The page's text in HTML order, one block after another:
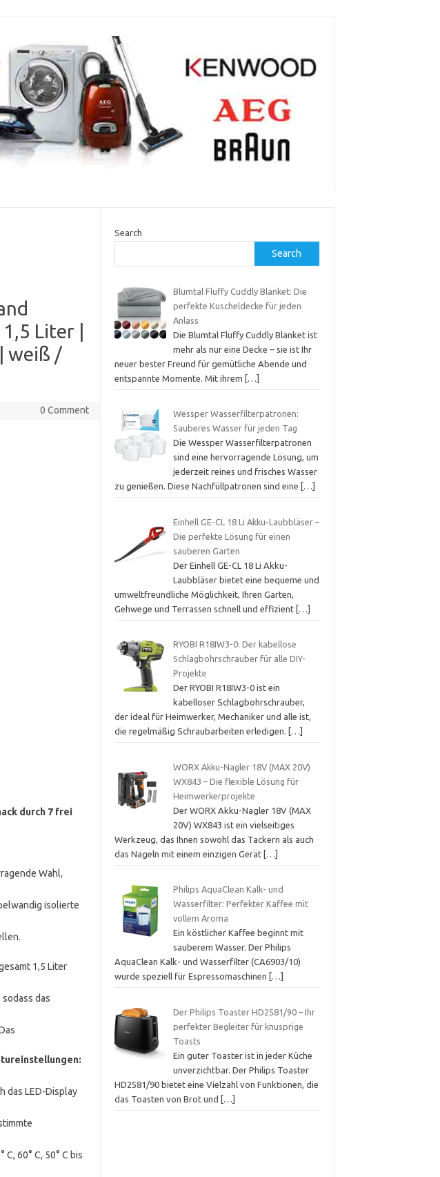
Liter |
weiß /
0 Comment
durch 7 frei
Wahl,
isolierte
1,5 Liter
das
das LED-Display
60° C, 50° C bis
Search
Search
Blumtal Fluffy Cuddly Blanket: Die
perfekte Kuscheldecke für jeden
Anlass
Die Blumtal Fluffy Cuddly Blanket ist
mehr als nur eine Decke – sie ist Ihr
neuer bester Freund für gemütliche Abende und
entspannte Momente. Mit ihrem
[…]
Wessper Wasserfilterpatronen:
Sauberes Wasser für jeden Tag
Die Wessper Wasserfilterpatronen
sind eine hervorragende Lösung, um
jederzeit reines und frisches Wasser
zu genießen. Diese Nachfüllpatronen sind eine
[…]
Einhell GE-CL 18 Li Akku-Laubbläser –
Die perfekte Lösung für einen
sauberen Garten
Der Einhell GE-CL 18 Li Akku-
Laubbläser bietet eine bequeme und
umweltfreundliche Möglichkeit, Ihren Garten,
Gehwege und Terrassen schnell und effizient […]
RYOBI R18IW3-0: Der kabellose
Schlagbohrschrauber für alle DIY-
Projekte
Der RYOBI R18IW3-0 ist ein
kabelloser Schlagbohrschrauber,
der ideal für Heimwerker, Mechaniker und alle ist,
die regelmäßig Schraubarbeiten erledigen.
[…]
WORX Akku-Nagler 18V (MAX 20V)
WX843 – Die flexible Lösung für
Heimwerkerprojekte
Der WORX Akku-Nagler 18V (MAX
20V) WX843 ist ein vielseitiges
Werkzeug, das Ihnen sowohl das Tackern als auch
das Nageln mit einem einzigen Gerät […]
Philips AquaClean Kalk- und
Wasserfilter: Perfekter Kaffee mit
vollem Aroma
Ein köstlicher Kaffee beginnt mit
sauberem Wasser. Der Philips
AquaClean Kalk- und Wasserfilter (CA6903/10)
wurde speziell für Espressomaschinen
[…]
Der Philips Toaster HD2581/90 – Ihr
perfekter Begleiter für knusprige
Toasts
Ein guter Toaster ist in jeder Küche
unverzichtbar. Der Philips Toaster
HD2581/90 bietet eine Vielzahl von Funktionen, die
das Toasten von Brot und
[…]